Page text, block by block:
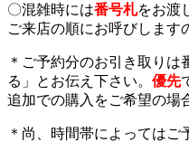
〇混雑時には番号札をお渡
ご来店の順にお呼びします
＊ご予約分のお引き取り
る」とお伝え下さい。 優先
追加での購入をご希望の場
＊尚、時間帯によっては